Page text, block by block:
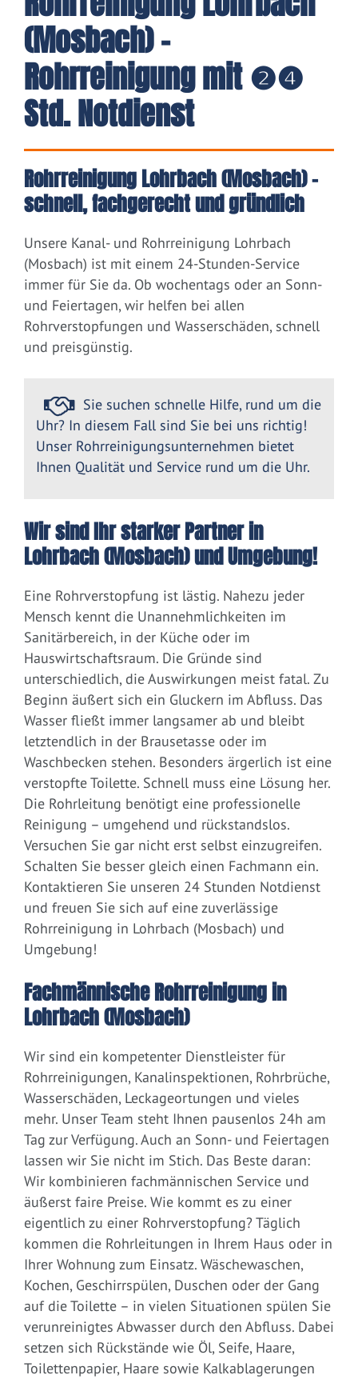
(Mosbach) -
Rohrreinigung mit ❷❹
Std. Notdienst
Rohrreinigung Lohrbach (Mosbach) –
schnell, fachgerecht und gründlich
Unsere Kanal- und Rohrreinigung Lohrbach
(Mosbach) ist mit einem 24-Stunden-Service
immer für Sie da. Ob wochentags oder an Sonn-
und Feiertagen, wir helfen bei allen
Rohrverstopfungen und Wasserschäden, schnell
und preisgünstig.
Sie suchen schnelle Hilfe, rund um die
Uhr? In diesem Fall sind Sie bei uns richtig!
Unser Rohrreinigungsunternehmen bietet
Ihnen Qualität und Service rund um die Uhr.
Wir sind Ihr starker Partner in
Lohrbach (Mosbach) und Umgebung!
Eine Rohrverstopfung ist lästig. Nahezu jeder
Mensch kennt die Unannehmlichkeiten im
Sanitärbereich, in der Küche oder im
Hauswirtschaftsraum. Die Gründe sind
unterschiedlich, die Auswirkungen meist fatal. Zu
Beginn äußert sich ein Gluckern im Abfluss. Das
Wasser fließt immer langsamer ab und bleibt
letztendlich in der Brausetasse oder im
Waschbecken stehen. Besonders ärgerlich ist eine
verstopfte Toilette. Schnell muss eine Lösung her.
Die Rohrleitung benötigt eine professionelle
Reinigung – umgehend und rückstandslos.
Versuchen Sie gar nicht erst selbst einzugreifen.
Schalten Sie besser gleich einen Fachmann ein.
Kontaktieren Sie unseren 24 Stunden Notdienst
und freuen Sie sich auf eine zuverlässige
Rohrreinigung in Lohrbach (Mosbach) und
Umgebung!
Fachmännische Rohrreinigung in
Lohrbach (Mosbach)
Wir sind ein kompetenter Dienstleister für
Rohrreinigungen, Kanalinspektionen, Rohrbrüche,
Wasserschäden, Leckageortungen und vieles
mehr. Unser Team steht Ihnen pausenlos 24h am
Tag zur Verfügung. Auch an Sonn- und Feiertagen
lassen wir Sie nicht im Stich. Das Beste daran:
Wir kombinieren fachmännischen Service und
äußerst faire Preise. Wie kommt es zu einer
eigentlich zu einer Rohrverstopfung? Täglich
kommen die Rohrleitungen in Ihrem Haus oder in
Ihrer Wohnung zum Einsatz. Wäschewaschen,
Kochen, Geschirrspülen, Duschen oder der Gang
auf die Toilette – in vielen Situationen spülen Sie
verunreinigtes Abwasser durch den Abfluss. Dabei
setzen sich Rückstände wie Öl, Seife, Haare,
Toilettenpapier, Haare sowie Kalkablagerungen